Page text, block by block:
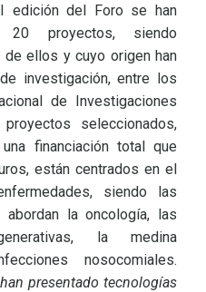
edición del Foro se han
proyectos, siendo
de ellos y cuyo origen han
investigación, entre los
de Investigaciones
seleccionados,
financiación total que
están centrados en el
siendo las
la oncología, las
la medina
nosocomiales.
presentado tecnologías